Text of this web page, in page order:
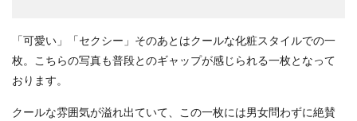
「可愛い」「セクシー」そのあとはクールな化粧スタイルでの一
枚。こちらの写真も普段とのギャップが感じられる一枚となって
おります。
クールな雰囲気が溢れ出ていて、この一枚には男女問わずに絶賛